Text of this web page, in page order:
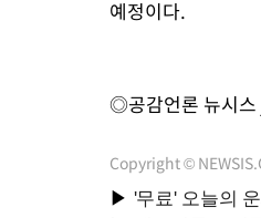
예정이다.
◎공감언론 뉴시스
Copyright ©